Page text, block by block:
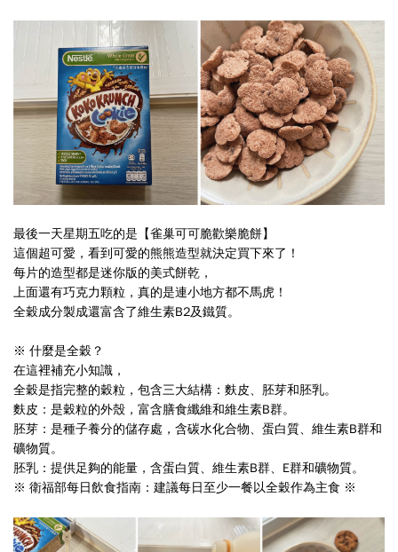
最後一天星期五吃的是 【雀巢可可脆歡樂脆餅】
這個超可愛，看到可愛的熊熊造型就決定買下來了！
每片的造型都是迷你版的美式餅乾，
上面還有巧克力顆粒，真的是連小地方都不馬虎！
全穀成分製成還富含了維生素B2及鐵質。
※ 什麼是全穀？
在這裡補充小知識，
全穀是指完整的穀粒，包含三大結構：麩皮、胚芽和胚乳。
麩皮：是穀粒的外殼，富含膳食纖維和維生素B群。
胚芽：是種子養分的儲存處，含碳水化合物、蛋白質、維生素B群和
礦物質。
胚乳：提供足夠的能量，含蛋白質、維生素B群、E群和礦物質。
※ 衛福部每日飲食指南：建議每日至少一餐以全穀作為主食 ※